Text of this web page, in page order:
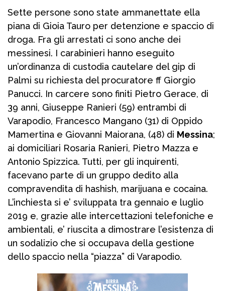
Sette persone sono state ammanettate ella
piana di Gioia Tauro per detenzione e spaccio di
droga. Fra gli arrestati ci sono anche dei
messinesi. I carabinieri hanno eseguito
un’ordinanza di custodia cautelare del gip di
Palmi su richiesta del procuratore ff Giorgio
Panucci. In carcere sono finiti Pietro Gerace, di
39 anni, Giuseppe Ranieri (59) entrambi di
Varapodio, Francesco Mangano (31) di Oppido
Mamertina e Giovanni Maiorana, (48) di Messina;
ai domiciliari Rosaria Ranieri, Pietro Mazza e
Antonio Spizzica. Tutti, per gli inquirenti,
facevano parte di un gruppo dedito alla
compravendita di hashish, marijuana e cocaina.
L’inchiesta si e’ sviluppata tra gennaio e luglio
2019 e, grazie alle intercettazioni telefoniche e
ambientali, e’ riuscita a dimostrare l’esistenza di
un sodalizio che si occupava della gestione
dello spaccio nella “piazza” di Varapodio.